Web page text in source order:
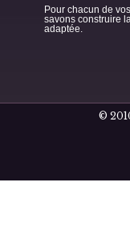
Pour chacun de
savons construire
adaptée.
©